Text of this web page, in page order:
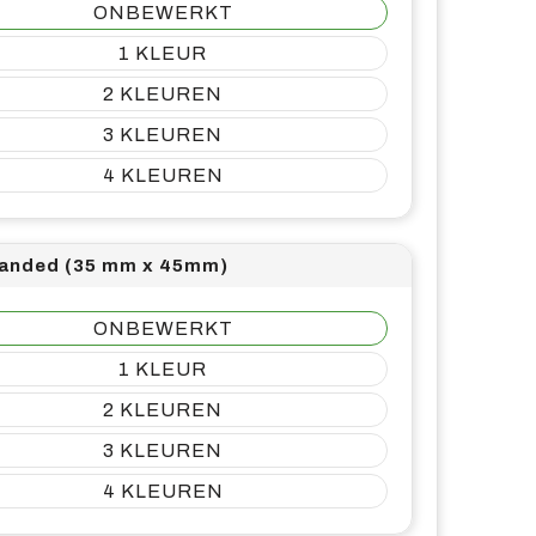
ONBEWERKT
1
2
3
4
(35 mm x 45mm)
ONBEWERKT
1
2
3
4